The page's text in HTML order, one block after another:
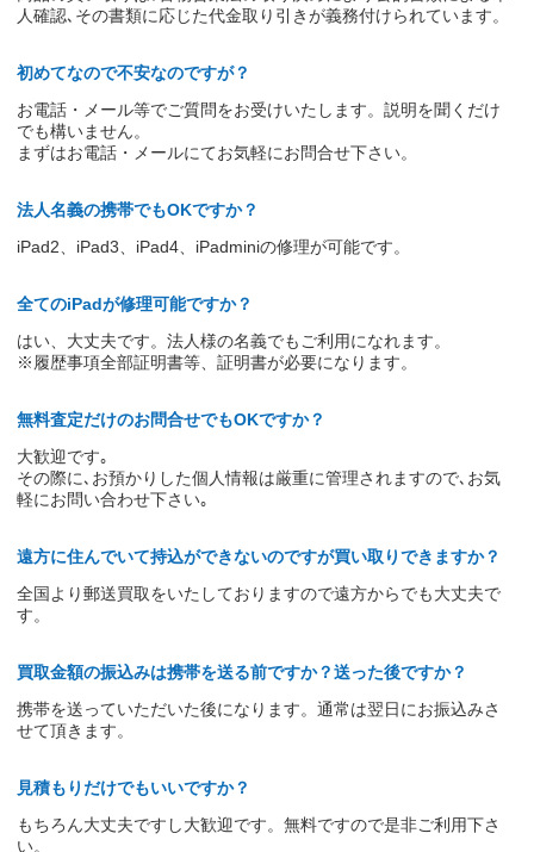
人確認､その書類に応じた代金取り引きが義務付けられています。
初めてなので不安なのですが？
お電話・メール等でご質問をお受けいたします。説明を聞くだけ
でも構いません。
まずはお電話・メールにてお気軽にお問合せ下さい。
法人名義の携帯でもOKですか？
iPad2、iPad3、iPad4、iPadminiの修理が可能です。
全てのiPadが修理可能ですか？
はい、大丈夫です。法人様の名義でもご利用になれます。
※履歴事項全部証明書等、証明書が必要になります。
無料査定だけのお問合せでもOKですか？
大歓迎です｡
その際に､お預かりした個人情報は厳重に管理されますので､お気
軽にお問い合わせ下さい｡
遠方に住んでいて持込ができないのですが買い取りできますか？
全国より郵送買取をいたしておりますので遠方からでも大丈夫で
す。
買取金額の振込みは携帯を送る前ですか？送った後ですか？
携帯を送っていただいた後になります。通常は翌日にお振込みさ
せて頂きます。
見積もりだけでもいいですか？
もちろん大丈夫ですし大歓迎です。無料ですので是非ご利用下さ
い。